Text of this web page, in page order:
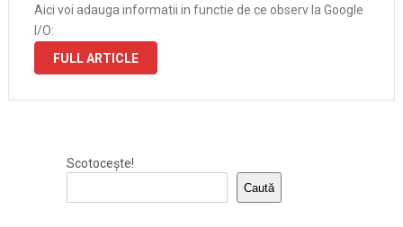
Aici voi adauga informatii in functie de ce observ la Google
I/O:
FULL ARTICLE
Scotocește!
Caută